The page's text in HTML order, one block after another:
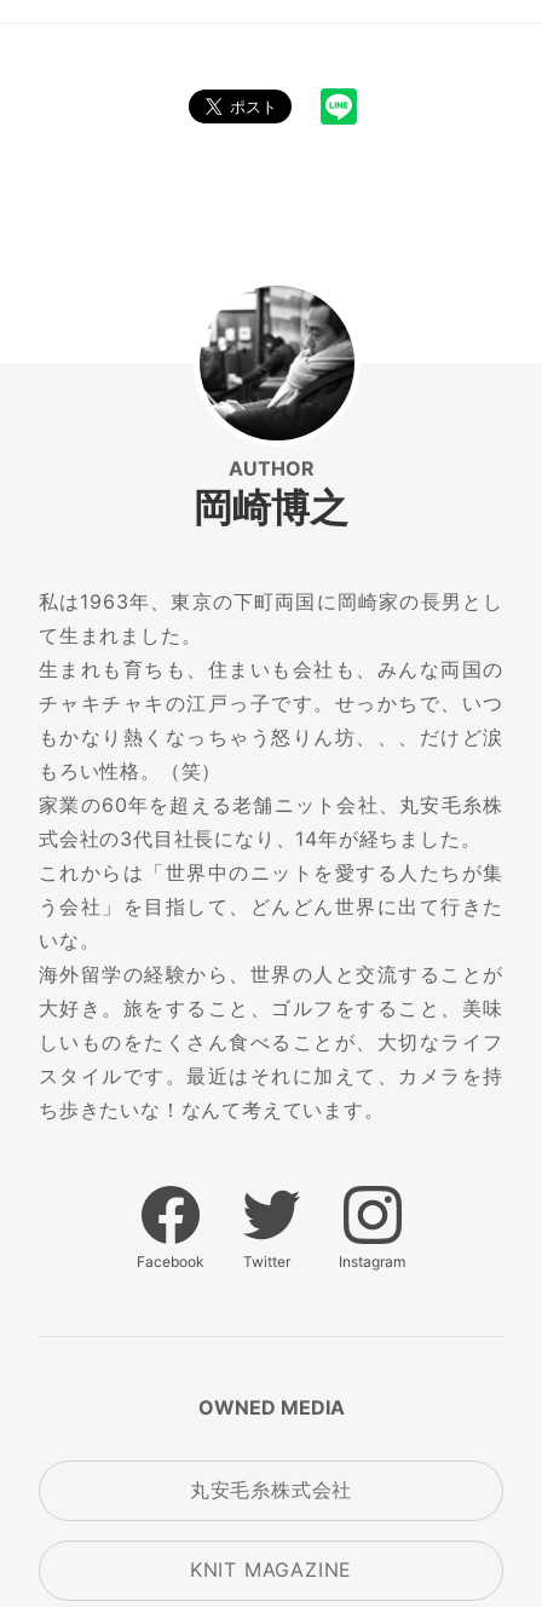
AUTHOR
岡崎博之
私は1963年、東京の下町両国に岡崎家の長男とし
て生まれました。
生まれも育ちも、住まいも会社も、みんな両国の
チャキチャキの江戸っ子です。せっかちで、いつ
もかなり熱くなっちゃう怒りん坊、、、だけど涙
もろい性格。（笑）
家業の60年を超える老舗ニット会社、丸安毛糸株
式会社の3代目社長になり、14年が経ちました。
これからは「世界中のニットを愛する人たちが集
う会社」を目指して、どんどん世界に出て行きた
いな。
海外留学の経験から、世界の人と交流することが
大好き。旅をすること、ゴルフをすること、美味
しいものをたくさん食べることが、大切なライフ
スタイルです。最近はそれに加えて、カメラを持
ち歩きたいな！なんて考えています。
Facebook Twitter Instagram
OWNED MEDIA
丸安毛糸株式会社
KNIT MAGAZINE